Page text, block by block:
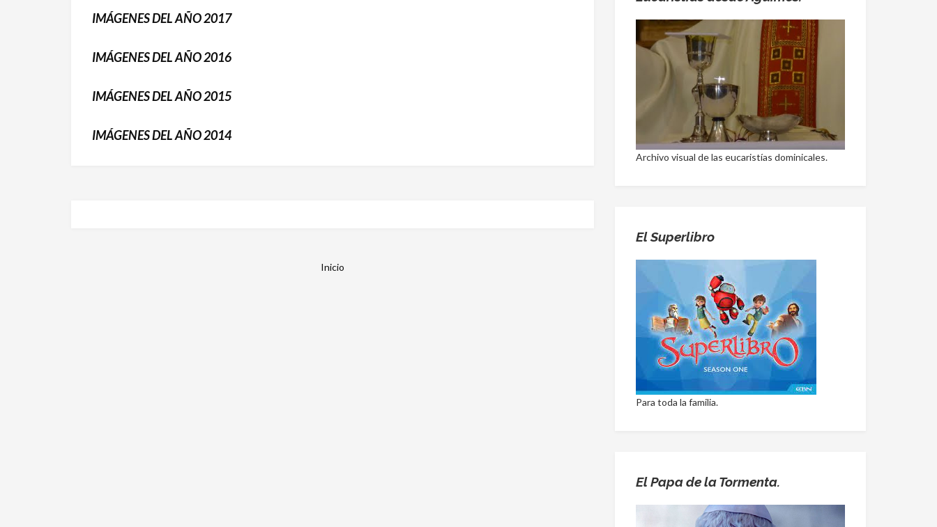
IMÁGENES DEL AÑO 2017
IMÁGENES DEL AÑO 2016
IMÁGENES DEL AÑO 2015
IMÁGENES DEL AÑO 2014
Inicio
Archivo visual de las eucaristías dominicales.
El Superlibro
Para toda la familia.
El Papa de la Tormenta.